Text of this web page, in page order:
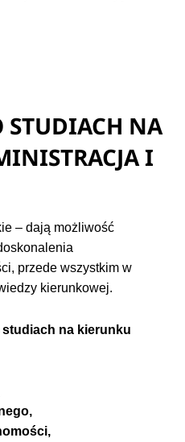
STUDIACH NA
I
– dają możliwość
przede wszystkim w
kierunkowej.
na kierunku